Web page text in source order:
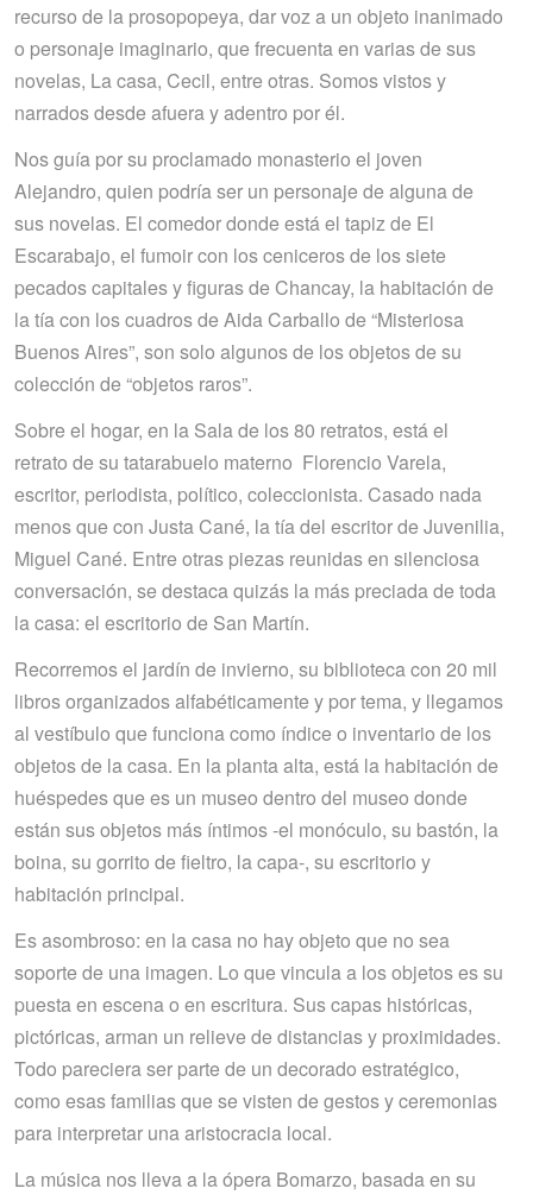
recurso de la prosopopeya, dar voz a un objeto inanimado
o personaje imaginario, que frecuenta en varias de sus
novelas, La casa, Cecil, entre otras. Somos vistos y
narrados desde afuera y adentro por él.
Nos guía por su proclamado monasterio el joven
Alejandro, quien podría ser un personaje de alguna de
sus novelas. El comedor donde está el tapiz de El
Escarabajo, el fumoir con los ceniceros de los siete
pecados capitales y figuras de Chancay, la habitación de
la tía con los cuadros de Aida Carballo de “Misteriosa
Buenos Aires”, son solo algunos de los objetos de su
colección de “objetos raros”.
Sobre el hogar, en la Sala de los 80 retratos, está el
retrato de su tatarabuelo materno Florencio Varela,
escritor, periodista, político, coleccionista. Casado nada
menos que con Justa Cané, la tía del escritor de Juvenilia,
Miguel Cané. Entre otras piezas reunidas en silenciosa
conversación, se destaca quizás la más preciada de toda
la casa: el escritorio de San Martín.
Recorremos el jardín de invierno, su biblioteca con 20 mil
libros organizados alfabéticamente y por tema, y llegamos
al vestíbulo que funciona como índice o inventario de los
objetos de la casa. En la planta alta, está la habitación de
huéspedes que es un museo dentro del museo donde
están sus objetos más íntimos -el monóculo, su bastón, la
boina, su gorrito de fieltro, la capa-, su escritorio y
habitación principal.
Es asombroso: en la casa no hay objeto que no sea
soporte de una imagen. Lo que vincula a los objetos es su
puesta en escena o en escritura. Sus capas históricas,
pictóricas, arman un relieve de distancias y proximidades.
Todo pareciera ser parte de un decorado estratégico,
como esas familias que se visten de gestos y ceremonias
para interpretar una aristocracia local.
La música nos lleva a la ópera Bomarzo, basada en su